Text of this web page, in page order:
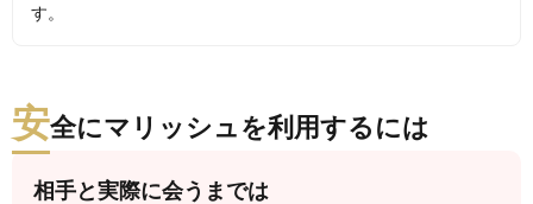
す。
安全にマリッシュを利用するには
相手と実際に会うまでは